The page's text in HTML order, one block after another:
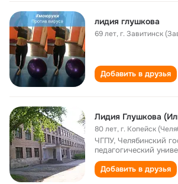
лидия глушкова
69 лет,г. Завитинск
Добавить в друзья
Лидия Глушкова
80 лет,г. Копейск
ЧГПУ, Челябинский
педагогический
Добавить в друзья